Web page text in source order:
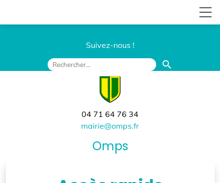
Suivez-nous !
search
04 71 64 76 34
mairie@omps.fr
Omps